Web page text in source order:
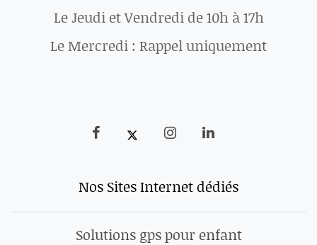
Le Jeudi et Vendredi de 10h à 17h
Le Mercredi : Rappel uniquement
Nos Sites Internet dédiés
Solutions gps pour enfant